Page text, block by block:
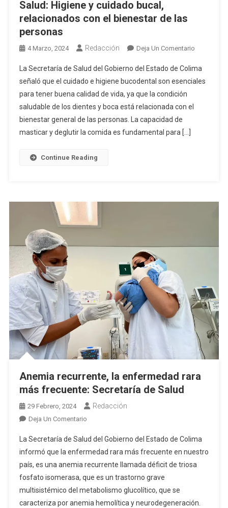
Salud: Higiene y cuidado bucal,
relacionados con el bienestar de las
personas
4 Marzo, 2024 Redacción Deja Un ComentarioEn
Higiene
Y
La Secretaría de Salud del Gobierno del Estado de Colima
señaló que el cuidado e higiene bucodental son esenciales
para tener buena calidad de vida, ya que la condición
saludable de los dientes y boca está relacionada con el
bienestar general de las personas. La capacidad de
masticar y deglutir la comida es fundamental para […]
Continue Reading
Anemia recurrente, la enfermedad rara
más frecuente: Secretaría de Salud
29 Febrero, 2024 Redacción
Deja Un ComentarioEn
Recurrente,
La
Enfermedad
Rara
Más
Frecuente:
La Secretaría de Salud del Gobierno del Estado de Colima
informó que la enfermedad rara más frecuente en nuestro
país, es una anemia recurrente llamada déficit de triosa
fosfato isomerasa, que es un trastorno grave
multisistémico del metabolismo glucolítico, que se
caracteriza por anemia hemolítica y neurodegeneración.